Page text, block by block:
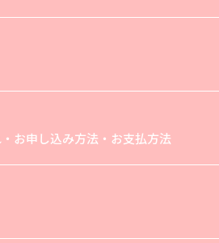
お申し込み方法・お支払方法